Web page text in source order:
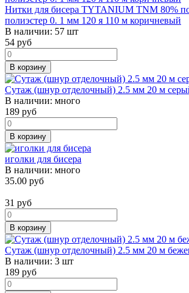
Нитки для бисера TYTANIUM TNM 80%
полиэстер 0. 1 мм 120 я 110 м коричневый
В наличии: 57 шт
54 руб
В корзину
Сутаж (шнур отделочный) 2.5 мм 20 м
В наличии: много
189 руб
В корзину
иголки для бисера
В наличии: много
35.00 руб
31 руб
В корзину
Сутаж (шнур отделочный) 2.5 мм 20 м
В наличии: 3 шт
189 руб